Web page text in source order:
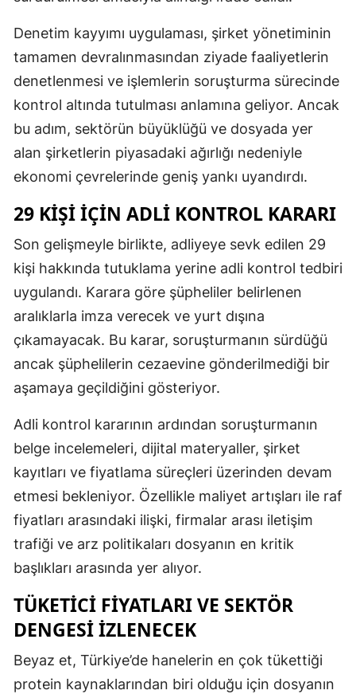
Denetim kayyımı uygulaması, şirket yönetiminin
tamamen devralınmasından ziyade faaliyetlerin
denetlenmesi ve işlemlerin soruşturma sürecinde
kontrol altında tutulması anlamına geliyor. Ancak
bu adım, sektörün büyüklüğü ve dosyada yer
alan şirketlerin piyasadaki ağırlığı nedeniyle
ekonomi çevrelerinde geniş yankı uyandırdı.
29 KIŞI IÇIN ADLI KONTROL KARARI
Son gelişmeyle birlikte, adliyeye sevk edilen 29
kişi hakkında tutuklama yerine adli kontrol tedbiri
uygulandı. Karara göre şüpheliler belirlenen
aralıklarla imza verecek ve yurt dışına
çıkamayacak. Bu karar, soruşturmanın sürdüğü
ancak şüphelilerin cezaevine gönderilmediği bir
aşamaya geçildiğini gösteriyor.
Adli kontrol kararının ardından soruşturmanın
belge incelemeleri, dijital materyaller, şirket
kayıtları ve fiyatlama süreçleri üzerinden devam
etmesi bekleniyor. Özellikle maliyet artışları ile raf
fiyatları arasındaki ilişki, firmalar arası iletişim
trafiği ve arz politikaları dosyanın en kritik
başlıkları arasında yer alıyor.
TÜKETICI FIYATLARI VE SEKTÖR
DENGESI IZLENECEK
Beyaz et, Türkiye’de hanelerin en çok tükettiği
protein kaynaklarından biri olduğu için dosyanın